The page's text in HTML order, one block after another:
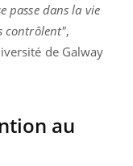
passe dans la vie
contrôlent",
de Galway
au